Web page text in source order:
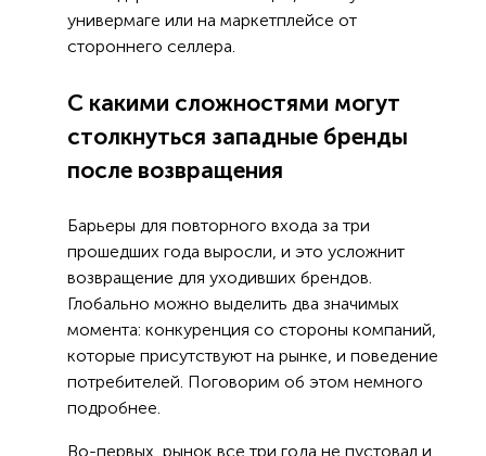
универмаге или на маркетплейсе от
стороннего селлера.
С какими сложностями могут
столкнуться западные бренды
после возвращения
Барьеры для повторного входа за три
прошедших года выросли, и это усложнит
возвращение для уходивших брендов.
Глобально можно выделить два значимых
момента: конкуренция со стороны компаний,
которые присутствуют на рынке, и поведение
потребителей. Поговорим об этом немного
подробнее.
Во-первых, рынок все три года не пустовал и